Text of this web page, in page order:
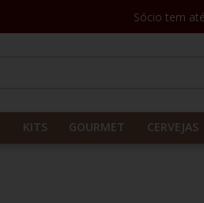
Sócio tem até
KITS GOURMET CERVEJAS